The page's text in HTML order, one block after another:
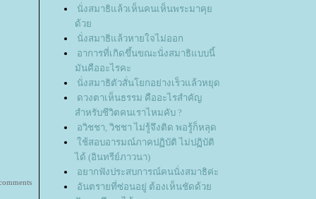
นั่งสมาธิแล้วเห็นคนเห็นพระมาคุ
ด้ว
นั่งสมาธิแล้วหายใจไม่ออก
อาการที่เกิดขึ้นขณะนั่งสมาธิแบบนี้
มันคืออะไรคะ
นั่งสมาธิตัวสั่นโยกอย่างเร็วแล้วหยุด
ดวงตาเห็นธรรม คืออะไรสำคัญ
สำหรับชีวิตคนเราไหมคับ ?
อวิชชา, วิชชา ไม่รู้จึงติด พอรู้ก็หลุด
ช้สอบอารมณ์ภาคปฏิบัติ ไม่ปฏิบัติ
ได้ (อินทรีย์ภาวนา)
อยากฟังประสบการณ์คนนั่งสมาธิค่ะ
อันตรายที่ซ่อนอยู่ ต้องเห็นชัดด้ว